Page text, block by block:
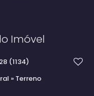
Imóvel
(1134)
» Terreno